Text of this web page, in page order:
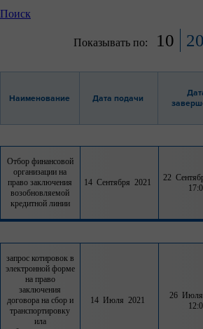
Поиск
Показывать по: 10 20
Наименование Дата подачи
Отбор финансовой
организации на
право заключения
возобновляемой
кредитной линии
14 Сентября 2021
22
запрос котировок в
электронной форме
на право
заключения
договора на сбор и
транспортировку
ила
14 Июля 2021
26 Июля